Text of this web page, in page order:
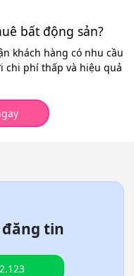
bất động sản?
khách hàng có nhu cầu
chi phí thấp và hiệu quả
tin